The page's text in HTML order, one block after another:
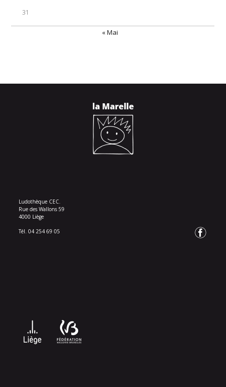
31
« Mai
Ludothèque CEC.
Rue des Wallons 59
4000 Liège
Tél. 04 254 69 05